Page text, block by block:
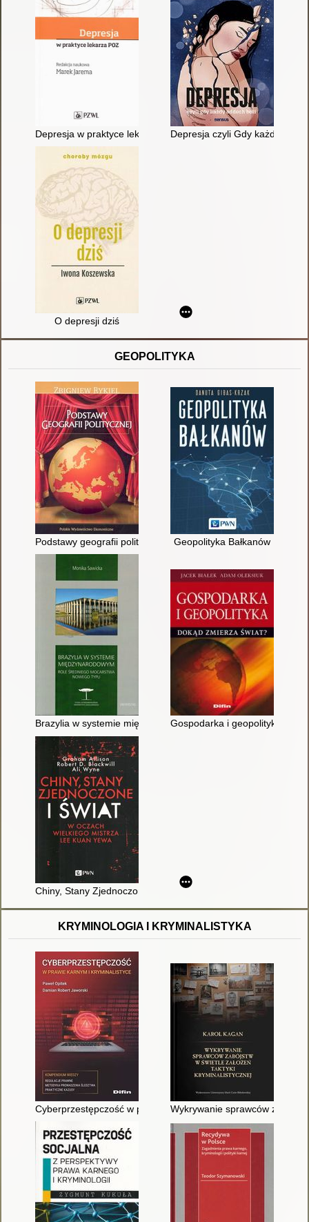
Depresja w praktyce lekarza POZDepresja czyli Gdy każdy
O depresji dziś
GEOPOLITYKA
Podstawy geografii politycznej Geopolityka Bałkanów
Brazylia w systemie międzynarodowym : role średniego
Gospodarka i geopolityka :
Chiny, Stany Zjednoczone i świat w oczach wielkiego mistrza
KRYMINOLOGIA I KRYMINALISTYKA
Cyberprzestępczość w prawie karnym i kryminalistyce
Wykrywanie sprawców